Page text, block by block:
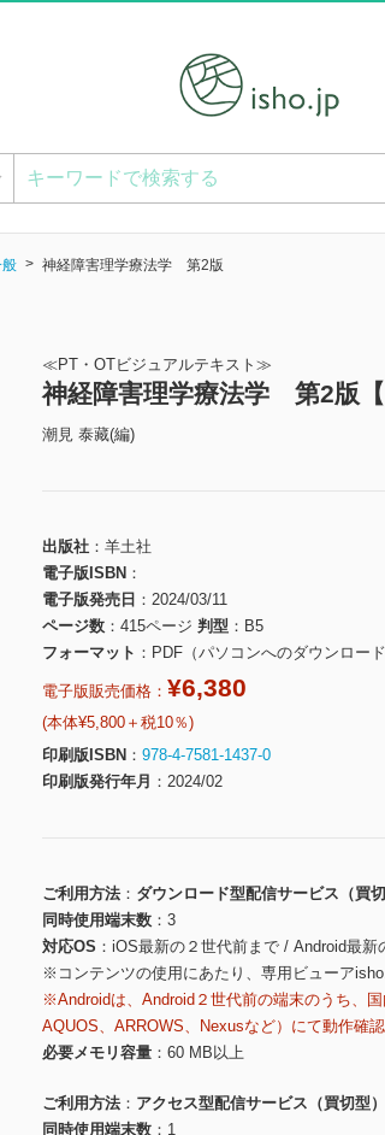
般 神経障害理学療法学 第2版
≪PT・OTビジュアルテキスト≫
神経障害理学療法学 第2版【
潮見 泰藏(編)
出版社
羊土社
電子版ISBN
電子版発売日
2024/03/11
ページ数
415ページ 判型
B5
フォーマット
PDF（パソコンへのダウンロード
電子版販売価格： ¥6,380
(本体¥5,800＋税10％)
印刷版ISBN
978-4-7581-1437-0
印刷版発行年月
2024/02
ご利用方法
ダウンロード型配信サービス（買切
同時使用端末数
3
対応OS
iOS最新の２世代前まで / Android最新
※コンテンツの使用にあたり、専用ビューア
※Androidは、Android２世代前の端末のうち、
AQUOS、ARROWS、Nexusなど）にて動作確
必要メモリ容量
60 MB以上
ご利用方法
アクセス型配信サービス（買切型）
同時使用端末数
1